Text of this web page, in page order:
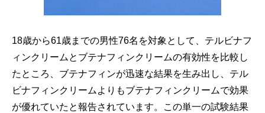
18歳から61歳までの男性76名を対象として、テルビナフ
ィンクリームとブテナフィンクリームの有効性を比較し
たところ、ブテナフィンが迅速な結果を生み出し、テル
ビナフィンクリームよりもブテナフィンクリームで効果
が優れていたと報告されています。この単一の試験結果